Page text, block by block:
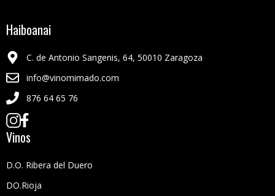
Haiboanai
C. de Antonio Sangenis, 64, 50010 Zaragoza
info@vinomimado.com
876 64 65 76
Vinos
D.O. Ribera del Duero
DO.Rioja